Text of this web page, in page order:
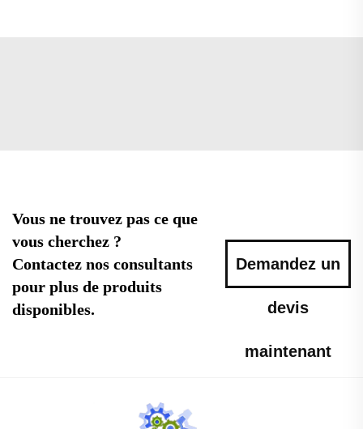
Vous ne trouvez pas ce que
vous cherchez ?
Contactez nos consultants
pour plus de produits
disponibles.
Demandez un
devis
maintenant